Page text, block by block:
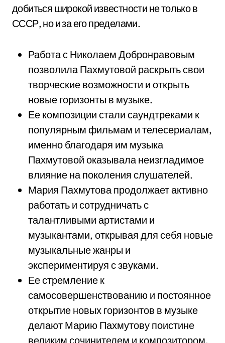
добиться широкой известности не только в
СССР, но и за его пределами.
Работа с Николаем Добронравовым
позволила Пахмутовой раскрыть свои
творческие возможности и открыть
новые горизонты в музыке.
Ее композиции стали саундтреками к
популярным фильмам и телесериалам,
именно благодаря им музыка
Пахмутовой оказывала неизгладимое
влияние на поколения слушателей.
Мария Пахмутова продолжает активно
работать и сотрудничать с
талантливыми артистами и
музыкантами, открывая для себя новые
музыкальные жанры и
экспериментируя с звуками.
Ее стремление к
самосовершенствованию и постоянное
открытие новых горизонтов в музыке
делают Марию Пахмутову поистине
великим сочинителем и композитором.